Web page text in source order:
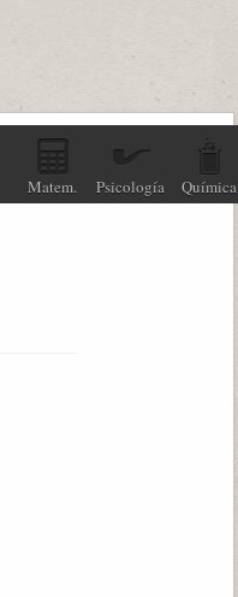
Matem. Psicología Química